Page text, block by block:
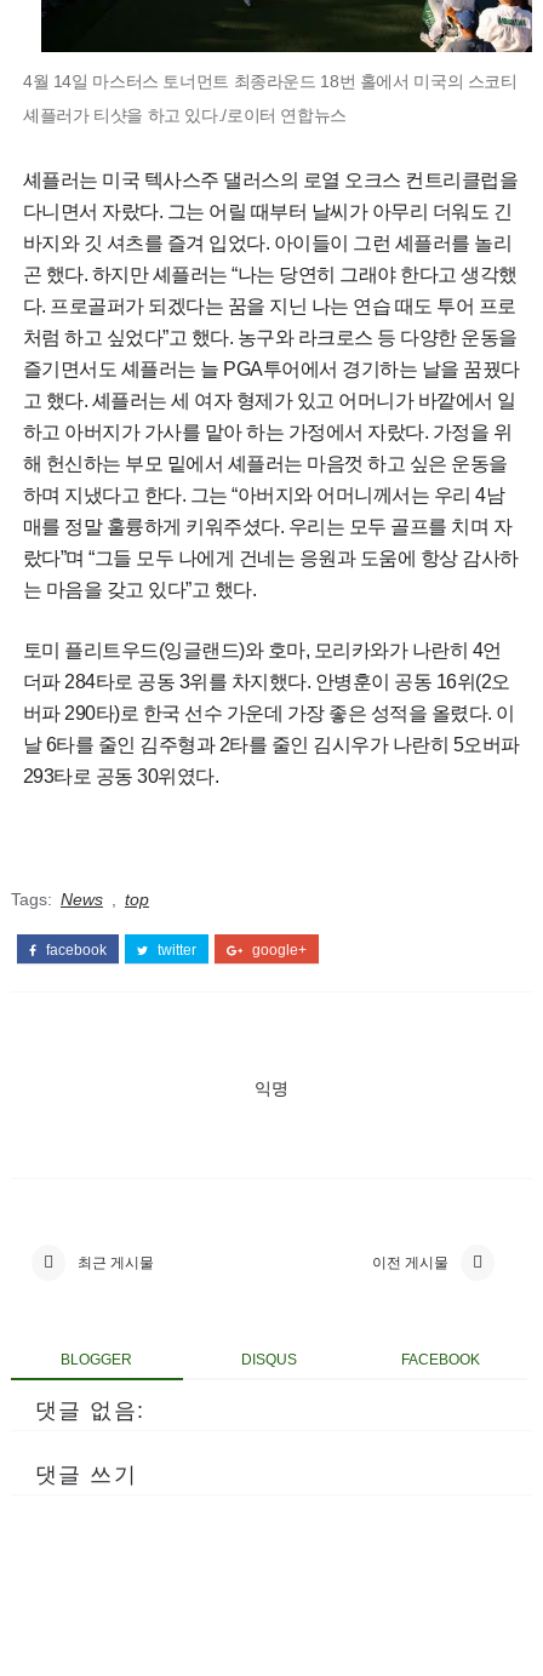
4월 14일 마스터스 토너먼트 최종라운드 18번 홀에서 미국의 스코티
셰플러가 티샷을 하고 있다./로이터 연합뉴스
셰플러는 미국 텍사스주 댈러스의 로열 오크스 컨트리클럽을
다니면서 자랐다. 그는 어릴 때부터 날씨가 아무리 더워도 긴
바지와 깃 셔츠를 즐겨 입었다. 아이들이 그런 셰플러를 놀리
곤 했다. 하지만 셰플러는 “나는 당연히 그래야 한다고 생각했
다. 프로골퍼가 되겠다는 꿈을 지닌 나는 연습 때도 투어 프로
처럼 하고 싶었다”고 했다. 농구와 라크로스 등 다양한 운동을
즐기면서도 셰플러는 늘 PGA투어에서 경기하는 날을 꿈꿨다
고 했다. 셰플러는 세 여자 형제가 있고 어머니가 바깥에서 일
하고 아버지가 가사를 맡아 하는 가정에서 자랐다. 가정을 위
해 헌신하는 부모 밑에서 셰플러는 마음껏 하고 싶은 운동을
하며 지냈다고 한다. 그는 “아버지와 어머니께서는 우리 4남
매를 정말 훌륭하게 키워주셨다. 우리는 모두 골프를 치며 자
랐다”며 “그들 모두 나에게 건네는 응원과 도움에 항상 감사하
는 마음을 갖고 있다”고 했다.
토미 플리트우드(잉글랜드)와 호마, 모리카와가 나란히 4언
더파 284타로 공동 3위를 차지했다. 안병훈이 공동 16위(2오
버파 290타)로 한국 선수 가운데 가장 좋은 성적을 올렸다. 이
날 6타를 줄인 김주형과 2타를 줄인 김시우가 나란히 5오버파
293타로 공동 30위였다.
Tags: News top
facebook twitter google+
익명
최근 게시물 이전 게시물
BLOGGER DISQUS FACEBOOK
댓글 없음:
댓글 쓰기